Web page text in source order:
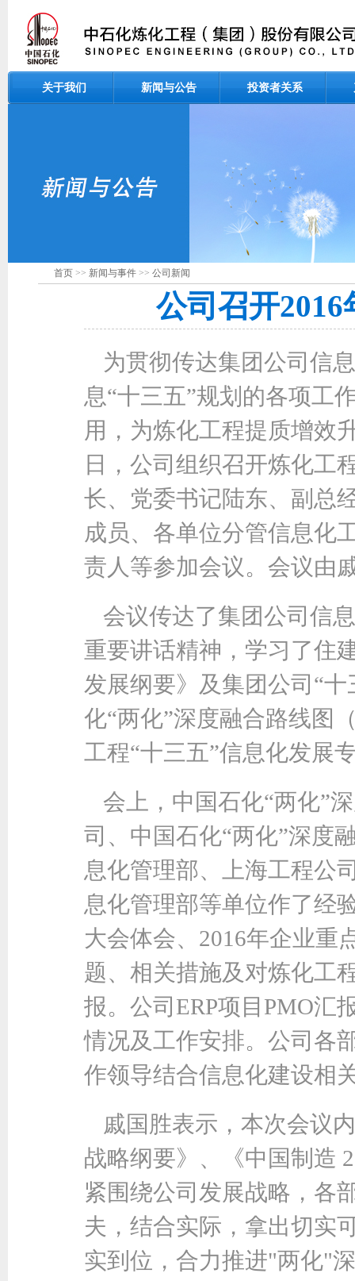
关于我们 新闻与公告 投资者关系
首页 >> 新闻与事件 >> 公司新闻
公司召开
为贯彻传达集团公司信
息“十三五”规划的各项工
用，为炼化工程提质增效
日，公司组织召开炼化工
长、党委书记陆东、副总
成员、各单位分管信息化
责人等参加会议。会议由
会议传达了集团公司信
重要讲话精神，学习了住
发展纲要》及集团公司“
化“两化”深度融合路线图
工程“十三五”信息化发展
会上，中国石化“两化”
司、中国石化“两化”深度
息化管理部、上海工程公
息化管理部等单位作了经
大会体会、2016年企业重
题、相关措施及对炼化工
报。公司ERP项目PMO汇
情况及工作安排。公司各
作领导结合信息化建设相
戚国胜表示，本次会议
战略纲要》、《中国制造
紧围绕公司发展战略，各
夫，结合实际，拿出切实
实到位，合力推进"两化"